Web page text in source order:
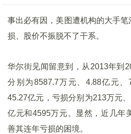
事出必有因，美图遭机构的大手
损、股价不振脱不了干系。
华尔街见闻留意到，从2013年到
分别为8587.7万元、4.88亿元、
45.27亿元，亏损分别为213万元
亿元和4595万元。显然，近几年
善其连年亏损的困境。